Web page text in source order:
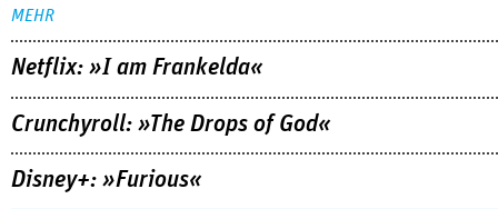
MEHR
Netflix: »I am Frankelda«
Crunchyroll: »The Drops of God«
Disney+: »Furious«